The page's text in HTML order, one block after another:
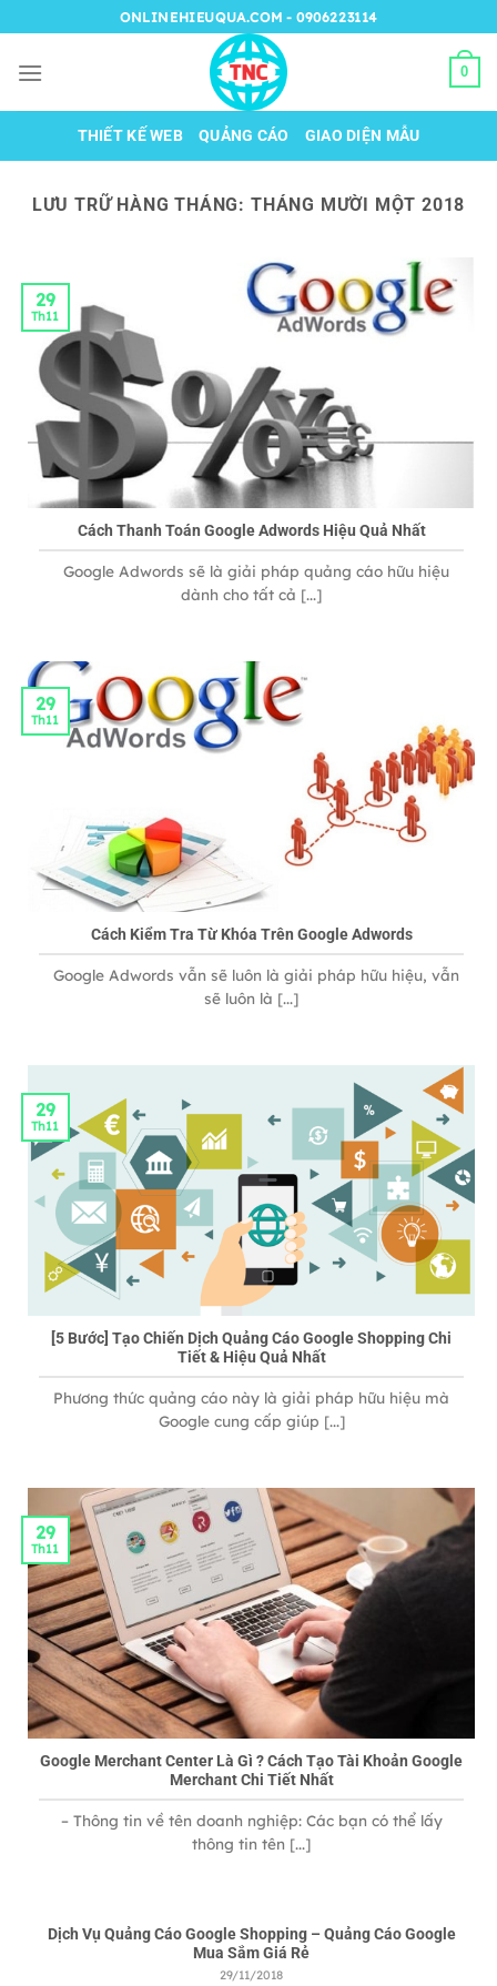
đến
nội
ONLINEHIEUQUA.COM - 0906223114
0
THIẾT KẾ WEB QUẢNG CÁO GIAO DIỆN MẪU
LƯU TRỮ HÀNG THÁNG: THÁNG MƯỜI MỘT 2018
Cách Thanh Toán Google Adwords Hiệu Quả Nhất
Google Adwords sẽ là giải pháp quảng cáo hữu hiệu
dành cho tất cả [...]
29
Th11
Cách Kiểm Tra Từ Khóa Trên Google Adwords
Google Adwords vẫn sẽ luôn là giải pháp hữu hiệu, vẫn
sẽ luôn là [...]
29
Th11
[5 Bước] Tạo Chiến Dịch Quảng Cáo Google Shopping Chi
Tiết & Hiệu Quả Nhất
Phương thức quảng cáo này là giải pháp hữu hiệu mà
Google cung cấp giúp [...]
29
Th11
Google Merchant Center Là Gì ? Cách Tạo Tài Khoản Google
Merchant Chi Tiết Nhất
– Thông tin về tên doanh nghiệp: Các bạn có thể lấy
thông tin tên [...]
29
Th11
Dịch Vụ Quảng Cáo Google Shopping – Quảng Cáo Google
Mua Sắm Giá Rẻ
29/11/2018